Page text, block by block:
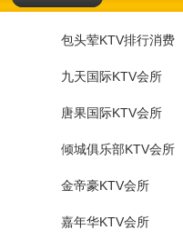
包头荤KTV排行消费
九天国际KTV会所
唐果国际KTV会所
倾城俱乐部KTV会所
金帝豪KTV会所
嘉年华KTV会所